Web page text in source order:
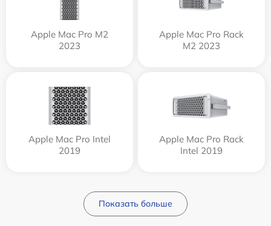
Apple Mac Pro M2
2023
Apple Mac Pro Rack
M2 2023
Apple Mac Pro Intel
2019
Apple Mac Pro Rack
Intel 2019
Показать больше